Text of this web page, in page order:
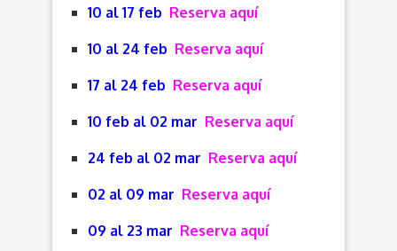
10 al 17 feb Reserva aquí
10 al 24 feb Reserva aquí
17 al 24 feb Reserva aquí
10 feb al 02 mar Reserva aquí
24 feb al 02 mar Reserva aquí
02 al 09 mar Reserva aquí
09 al 23 mar Reserva aquí